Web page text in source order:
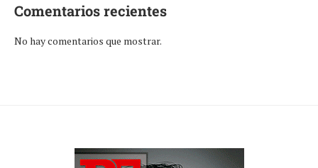
Comentarios recientes
No hay comentarios que mostrar.